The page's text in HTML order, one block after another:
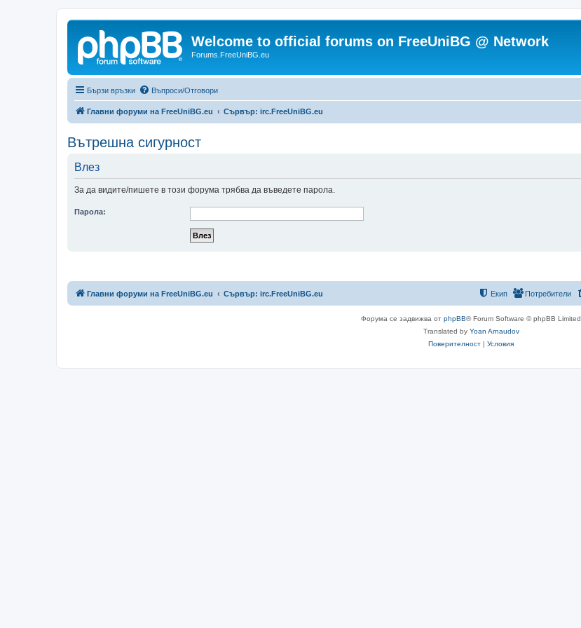
Welcome to official forums on FreeUniBG @ Network
Forums.FreeUniBG.eu
Бързи връзки Въпроси/Отговори
Главни форуми на FreeUniBG.eu Сървър: irc.FreeUniBG.eu
Вътрешна сигурност
Влез
За да видите/пишете в този форума трябва да въведете парола.
Парола:
Главни форуми на FreeUniBG.eu Сървър: irc.FreeUniBG.eu Потребители
Екип
Форума се задвижва от phpBB® Forum Software © phpBB Limited
Translated by Yoan Arnaudov
Поверителност | Условия